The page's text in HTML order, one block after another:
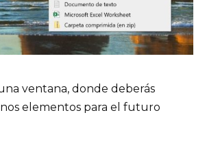
ventana, donde deberás
elementos para el futuro